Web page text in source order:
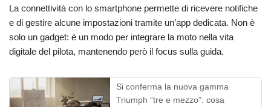
La connettività con lo smartphone permette di ricevere notifiche
e di gestire alcune impostazioni tramite un’app dedicata. Non è
solo un gadget: è un modo per integrare la moto nella vita
digitale del pilota, mantenendo però il focus sulla guida.
Si conferma la nuova gamma
Triumph “tre e mezzo”: cosa